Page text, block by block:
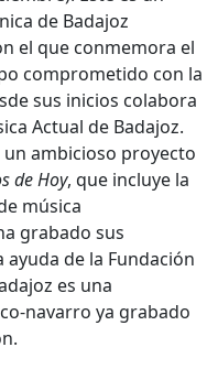
de Badajoz
el que conmemora el
comprometido con la
sus inicios colabora
Actual de Badajoz.
ambicioso proyecto
de Hoy, que incluye la
música
grabado sus
de la Fundación
es una
navarro ya grabado